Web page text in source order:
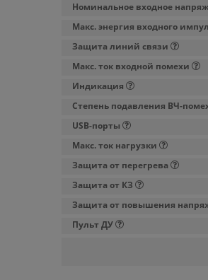
Номинальное входное
Макс. энергия входного
Защита линий связи
Макс. ток входной помехи
Индикация
Степень подавления ВЧ-
USB-порты
Макс. ток нагрузки
Защита от перегрева
Защита от КЗ
Защита от повышения
Пульт ДУ